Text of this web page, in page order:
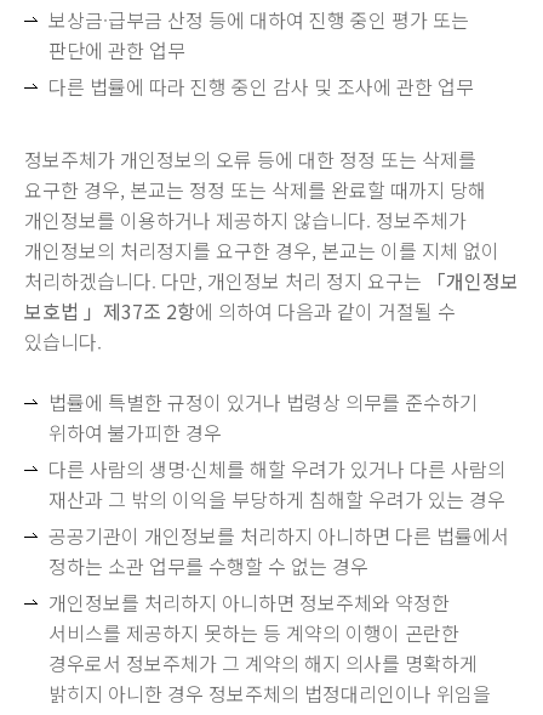
보상금·급부금 산정 등에 대하여 진행 중인 평가 또는
판단에 관한 업무
다른 법률에 따라 진행 중인 감사 및 조사에 관한 업무
정보주체가 개인정보의 오류 등에 대한 정정 또는 삭제를
요구한 경우, 본교는 정정 또는 삭제를 완료할 때까지 당해
개인정보를 이용하거나 제공하지 않습니다. 정보주체가
개인정보의 처리정지를 요구한 경우, 본교는 이를 지체 없이
처리하겠습니다. 다만, 개인정보 처리 정지 요구는
「개인정보
보호법 」제37조 2항에 의하여 다음과 같이 거절될 수
있습니다.
법률에 특별한 규정이 있거나 법령상 의무를 준수하기
위하여 불가피한 경우
다른 사람의 생명·신체를 해할 우려가 있거나 다른 사람의
재산과 그 밖의 이익을 부당하게 침해할 우려가 있는 경우
공공기관이 개인정보를 처리하지 아니하면 다른 법률에서
정하는 소관 업무를 수행할 수 없는 경우
개인정보를 처리하지 아니하면 정보주체와 약정한
서비스를 제공하지 못하는 등 계약의 이행이 곤란한
경우로서 정보주체가 그 계약의 해지 의사를 명확하게
밝히지 아니한 경우 정보주체의 법정대리인이나 위임을